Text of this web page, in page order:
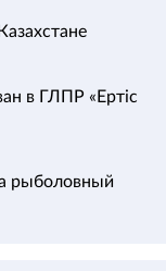
в ГЛПР «Ертіс
рыболовный